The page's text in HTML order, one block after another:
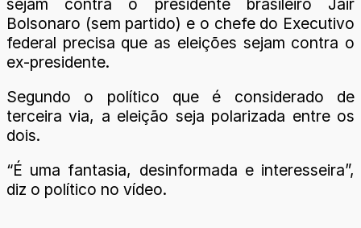
Bolsonaro (sem partido) e o chefe do Executivo
federal precisa que as eleições sejam contra o
ex-presidente.
Segundo o político que é considerado de
terceira via, a eleição seja polarizada entre os
dois.
“É uma fantasia, desinformada e interesseira”,
diz o político no vídeo.